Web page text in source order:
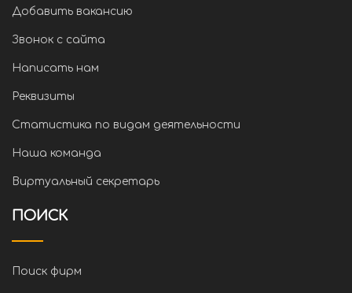
Добавить вакансию
Звонок с сайта
Написать нам
Реквизиты
Статистика по видам деятельности
Наша команда
Виртуальный секретарь
ПОИСК
Поиск фирм